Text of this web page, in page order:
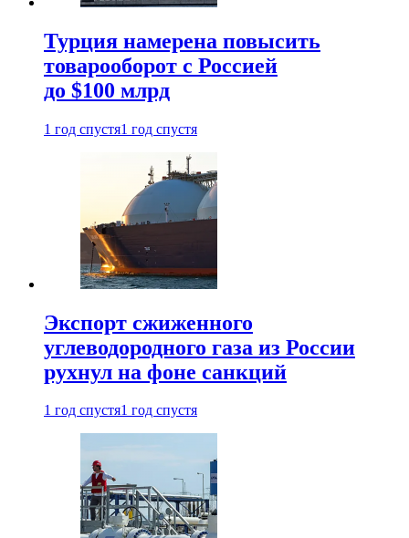
Турция намерена повысить
товарооборот с Россией
до $100 млрд
1 год спустя1 год спустя
Экспорт сжиженного
углеводородного газа из России
рухнул на фоне санкций
1 год спустя1 год спустя